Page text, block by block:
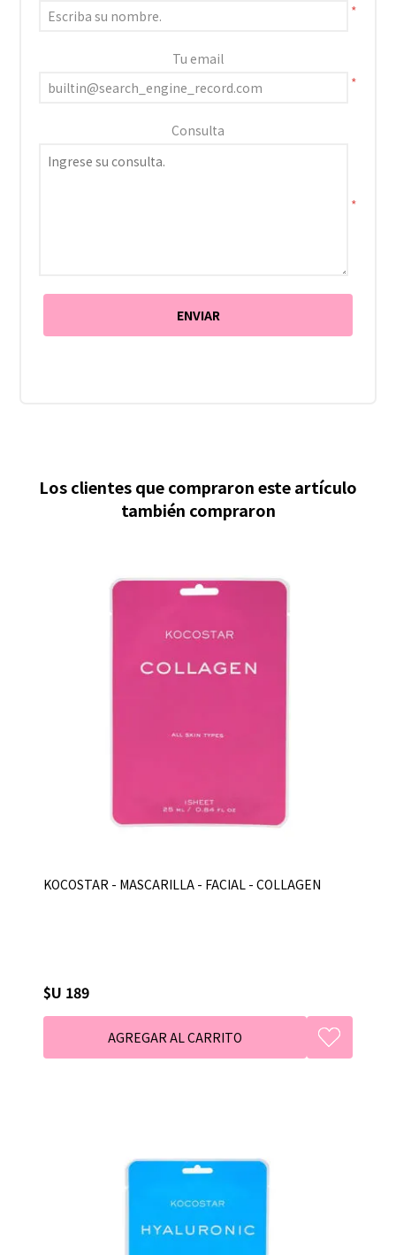
*
Tu email
*
Consulta
*
Los clientes que compraron este artículo
también compraron
KOCOSTAR - MASCARILLA - FACIAL - COLLAGEN
$U 189